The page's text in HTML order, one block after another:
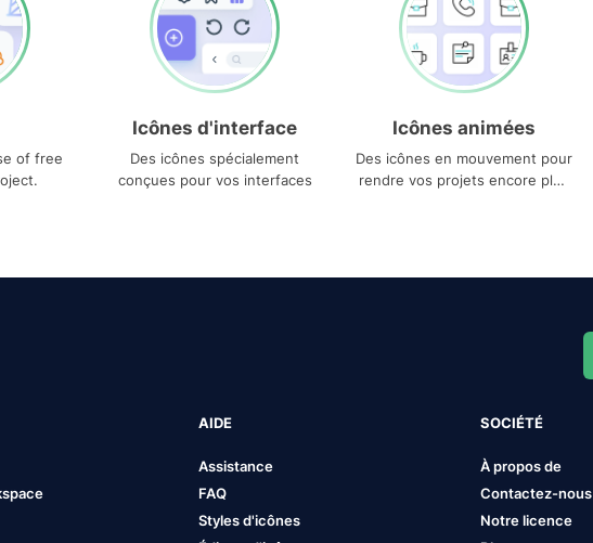
of free
Icônes d'interface
Des icônes spécialement
conçues pour vos interfaces
Icônes animées
Des icônes en mouvement pour
rendre vos projets encore plus
AIDE
Assistance
FAQ
Styles d'icônes
SOCIÉTÉ
À propos de
Contactez-nous
Notre licence